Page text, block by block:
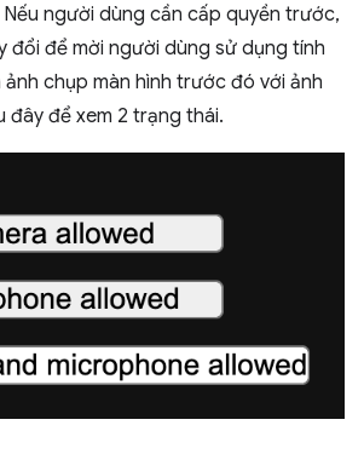
người dùng cần cấp quyền trước,
đổi để mời người dùng sử dụng tính
ảnh chụp màn hình trước đó với ảnh
đây để xem 2 trạng thái.